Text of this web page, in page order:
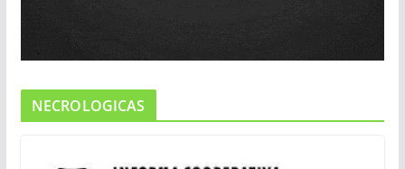
NECROLOGICAS